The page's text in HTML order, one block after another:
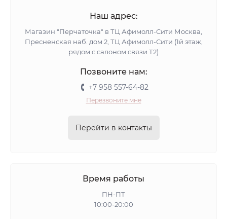
Наш адрес:
Магазин "Перчаточка" в ТЦ Афимолл-Сити Москва,
Пресненская наб. дом 2, ТЦ Афимолл-Сити (1й этаж,
рядом с салоном связи Т2)
Позвоните нам:
+7 958 557-64-82
Перезвоните мне
Перейти в контакты
Время работы
ПН-ПТ
10:00-20:00